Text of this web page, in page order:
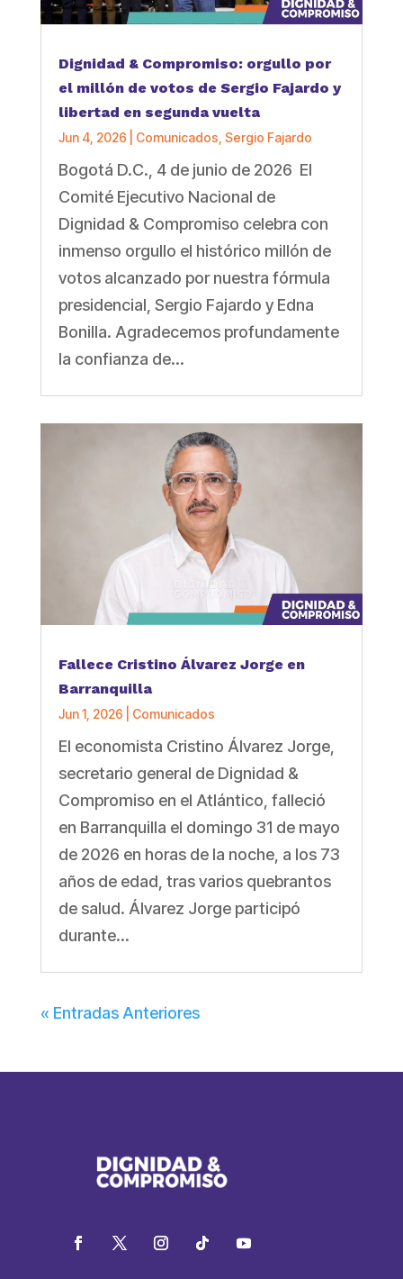
Dignidad & Compromiso: orgullo por
el millón de votos de Sergio Fajardo y
libertad en segunda vuelta
Jun 4, 2026 Comunicados Sergio Fajardo
Bogotá D.C., 4 de junio de 2026 El
Comité Ejecutivo Nacional de
Dignidad & Compromiso celebra con
inmenso orgullo el histórico millón de
votos alcanzado por nuestra fórmula
presidencial, Sergio Fajardo y Edna
Bonilla. Agradecemos profundamente
la confianza de...
Fallece Cristino Álvarez Jorge en
Barranquilla
Jun 1, 2026 Comunicados
El economista Cristino Álvarez Jorge,
secretario general de Dignidad &
Compromiso en el Atlántico, falleció
en Barranquilla el domingo 31 de mayo
de 2026 en horas de la noche, a los 73
años de edad, tras varios quebrantos
de salud. Álvarez Jorge participó
durante...
« Entradas Anteriores